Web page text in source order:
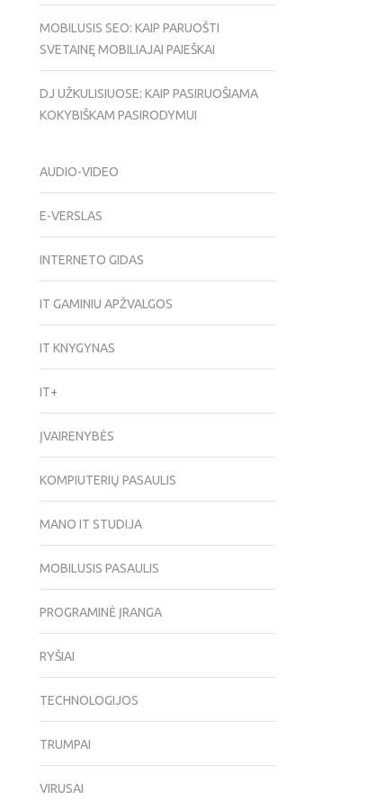
MOBILUSIS SEO: KAIP PARUOŠTI
SVETAINĘ MOBILIAJAI PAIEŠKAI
DJ UŽKULISIUOSE: KAIP PASIRUOŠIAMA
KOKYBIŠKAM PASIRODYMUI
AUDIO-VIDEO
E-VERSLAS
INTERNETO GIDAS
IT GAMINIU APŽVALGOS
IT KNYGYNAS
IT+
ĮVAIRENYBĖS
KOMPIUTERIŲ PASAULIS
MANO IT STUDIJA
MOBILUSIS PASAULIS
PROGRAMINĖ ĮRANGA
RYŠIAI
TECHNOLOGIJOS
TRUMPAI
VIRUSAI